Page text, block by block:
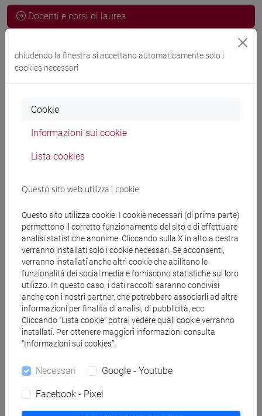
Docenti e corsi di laurea
Docenti
Materiali didattici
Materiali su Moodle
Corsi di studio e percorsi
[FT1] CONSERVAZIONE E GESTIONE DEI BENI
E DELLE ATTIVITÀ CULTURALI - Laurea
percorso comune
[FT5] STORIA - Laurea
archivistico bibliotecario
Mutua da
chiudendo la finestra si accettano automaticamente solo i
cookies necessari
Cookie
Informazioni sui cookie
Lista cookies
Questo sito web utilizza i cookie
Questo sito utilizza cookie. I cookie necessari (di prima parte)
permettono il corretto funzionamento del sito e di effettuare
analisi statistiche anonime. Cliccando sulla X in alto a destra
verranno installati solo i cookie necessari. Se acconsenti,
verranno installati anche altri cookie che abilitano le
funzionalità dei social media e forniscono statistiche sul loro
utilizzo. In questo caso, i dati raccolti saranno condivisi
anche con i nostri partner, che potrebbero associarli ad altre
informazioni per finalità di analisi, di pubblicità, ecc.
Cliccando “Lista cookie” potrai vedere quali cookie verranno
installati. Per ottenere maggiori informazioni consulta
“Informazioni sui cookies”.
Necessari Google - Youtube
Facebook - Pixel